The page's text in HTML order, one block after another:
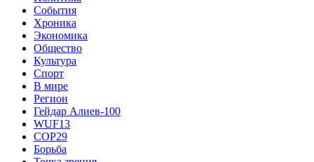
События
Хроника
Экономика
Общество
Культура
Спорт
В мире
Регион
Гейдар Алиев-100
WUF13
COP29
Борьба